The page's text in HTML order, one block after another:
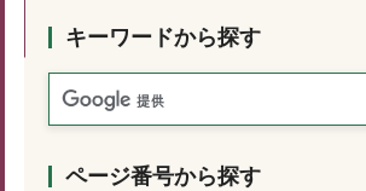
キーワードから探す
ページ番号から探す